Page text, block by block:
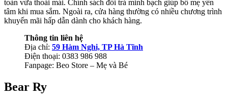
toàn vừa thoải mái. Chính sách đổi trả minh bạch giúp bố mẹ yên
tâm khi mua sắm. Ngoài ra, cửa hàng thường có nhiều chương trình
khuyến mãi hấp dẫn dành cho khách hàng.
Thông tin liên hệ
Địa chỉ: 59 Hàm Nghi, TP Hà Tĩnh
Điện thoại: 0383 986 988
Fanpage: Beo Store – Mẹ và Bé
Bear Ry